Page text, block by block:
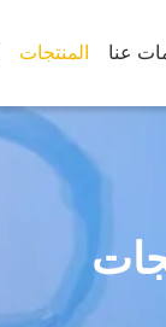
عنا المنتجات